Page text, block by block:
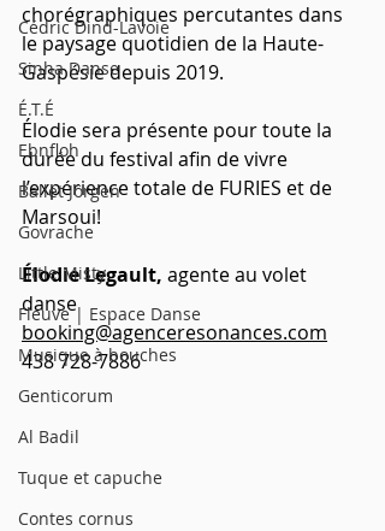
Cédric Dind-Lavoie
Sinha Danse
É.T.É
Ebnfloh
Ballet Jörgen
Govrache
Little Misty
Fleuve | Espace Danse
Musique à bouches
Genticorum
Al Badil
Tuque et capuche
Contes cornus
chorégraphiques percutantes dans
le paysage quotidien de la Haute-
Gaspésie depuis 2019.
Élodie sera présente pour toute la
durée du festival afin de vivre
l’expérience totale de FURIES et de
Marsoui!
Élodie Legault, agente au volet
danse
booking@agenceresonances.com
438 728-7886